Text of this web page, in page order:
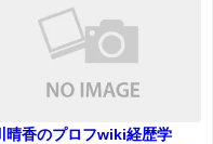
晴香のプロフwiki経歴学